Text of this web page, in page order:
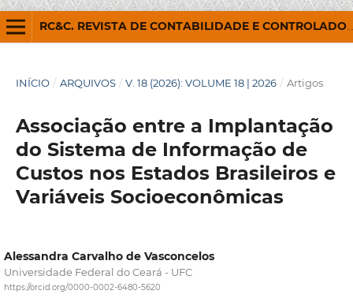
RC&C. REVISTA DE CONTABILIDADE E CONTROLADORIA
INÍCIO / ARQUIVOS / V. 18 (2026): VOLUME 18 | 2026 / Artigos
Associação entre a Implantação
do Sistema de Informação de
Custos nos Estados Brasileiros e
Variáveis Socioeconômicas
Alessandra Carvalho de Vasconcelos
Universidade Federal do Ceará - UFC
https://orcid.org/0000-0002-6480-5620